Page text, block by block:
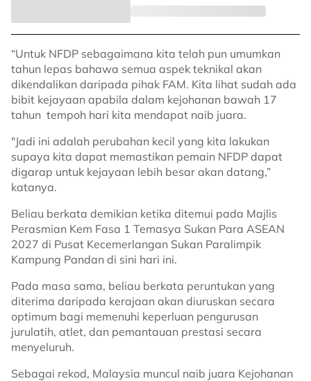
“Untuk NFDP sebagaimana kita telah pun umumkan
tahun lepas bahawa semua aspek teknikal akan
dikendalikan daripada pihak FAM. Kita lihat sudah ada
bibit kejayaan apabila dalam kejohanan bawah 17
tahun tempoh hari kita mendapat naib juara.
"Jadi ini adalah perubahan kecil yang kita lakukan
supaya kita dapat memastikan pemain NFDP dapat
digarap untuk kejayaan lebih besar akan datang,”
katanya.
Beliau berkata demikian ketika ditemui pada Majlis
Perasmian Kem Fasa 1 Temasya Sukan Para ASEAN
2027 di Pusat Kecemerlangan Sukan Paralimpik
Kampung Pandan di sini hari ini.
Pada masa sama, beliau berkata peruntukan yang
diterima daripada kerajaan akan diuruskan secara
optimum bagi memenuhi keperluan pengurusan
jurulatih, atlet, dan pemantauan prestasi secara
menyeluruh.
Sebagai rekod, Malaysia muncul naib juara Kejohanan